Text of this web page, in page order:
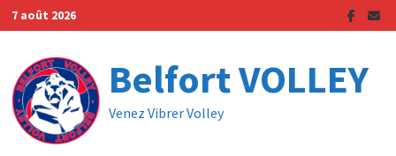
Passer
au
contenu
7 août 2026
Belfort VOLLEY
Venez Vibrer Volley